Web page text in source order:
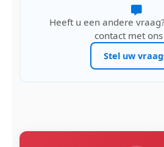
Heeft u een andere
contact met
Stel uw vraag